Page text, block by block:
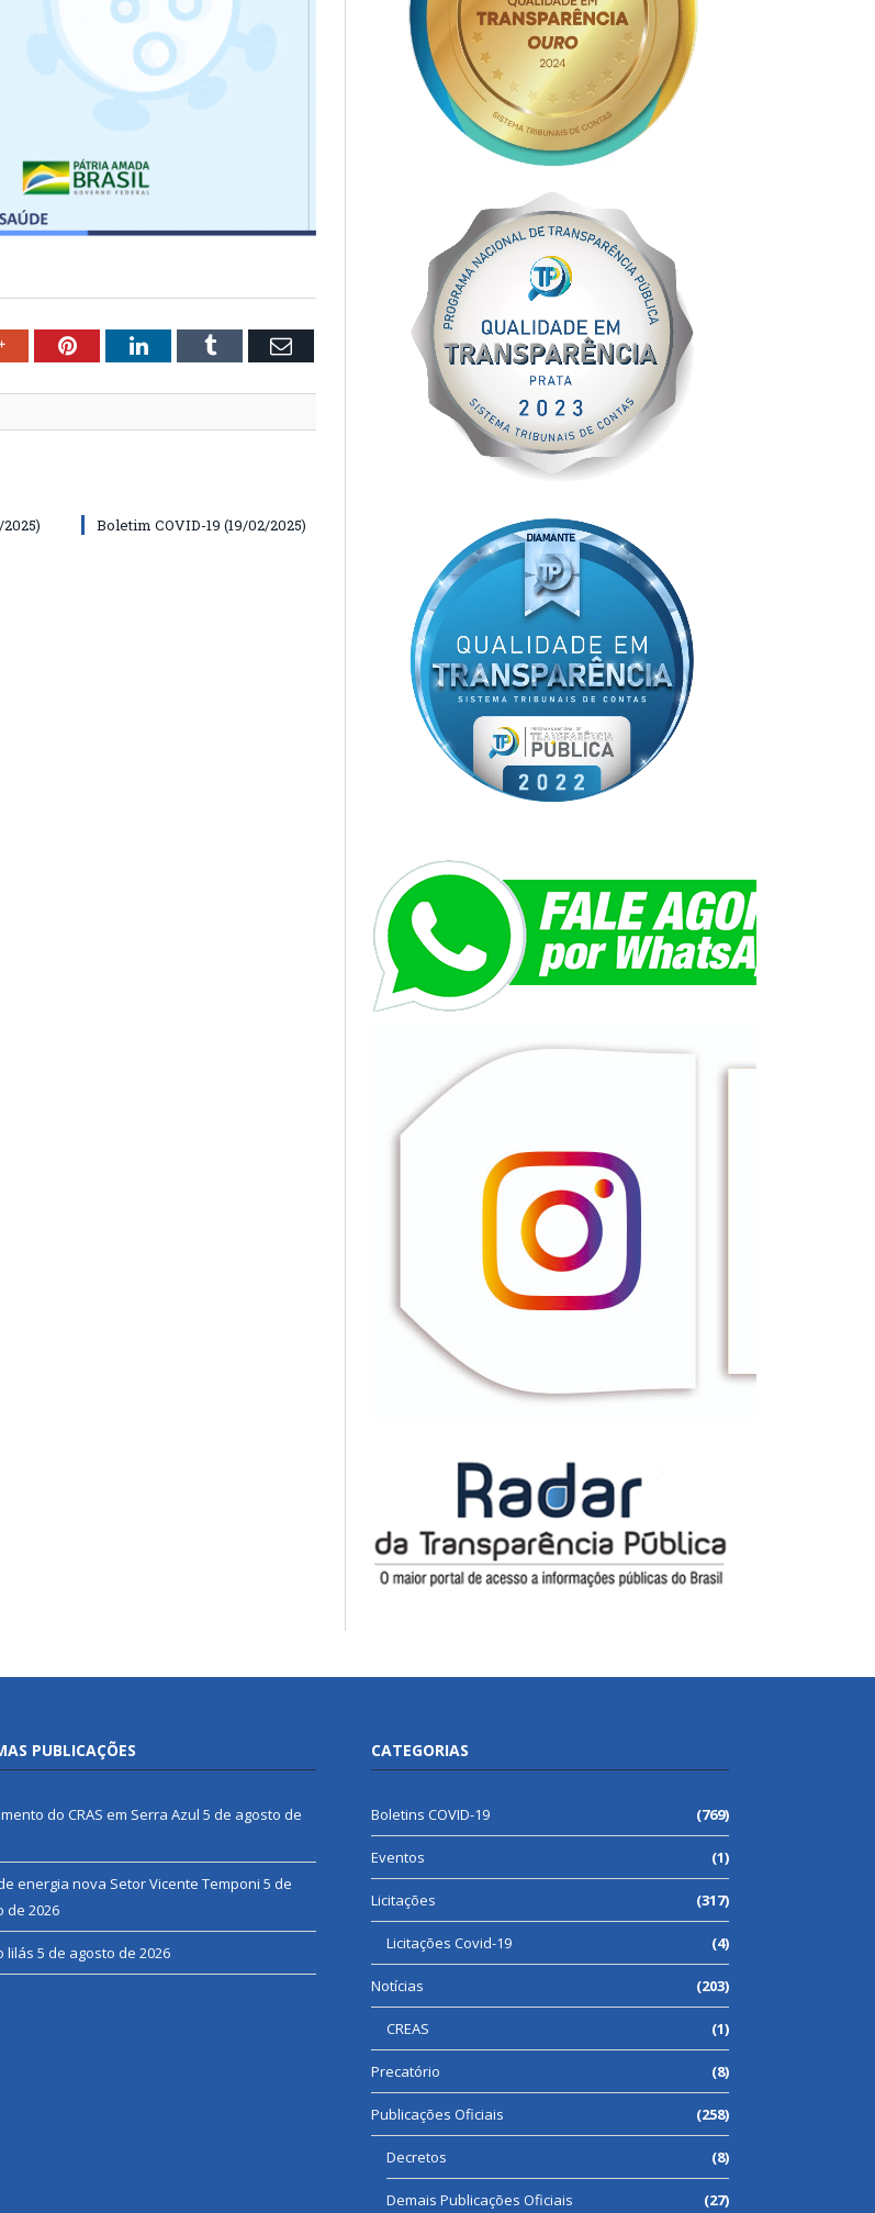
Google+PinterestLinkedInTumblr Email
Boletim COVID-19 (19/02/2025)
PUBLICAÇÕES
do CRAS em Serra Azul 5 de agosto de
energia nova Setor Vicente Temponi 5 de
de 2026
lilás 5 de agosto de 2026
CATEGORIAS
Boletins COVID-19 (769)
Eventos (1)
Licitações (317)
Licitações Covid-19 (4)
Notícias (203)
CREAS (1)
Precatório (8)
Publicações Oficiais (258)
Decretos (8)
Demais Publicações Oficiais (27)